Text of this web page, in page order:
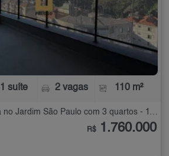
1 suíte 2 vagas 110 m²
Apartamento à Venda no Jardim São Paulo com 3 quartos - 110 m²
R$ 1.760.000